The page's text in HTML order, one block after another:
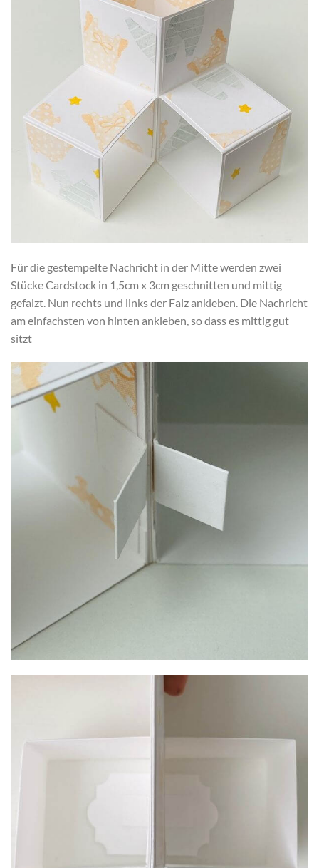
Für die gestempelte Nachricht in der Mitte werden zwei
Stücke Cardstock in 1,5cm x 3cm geschnitten und mittig
gefalzt. Nun rechts und links der Falz ankleben. Die Nachricht
am einfachsten von hinten ankleben, so dass es mittig gut
sitzt